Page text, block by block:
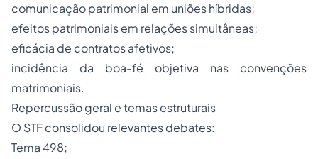
comunicação patrimonial em uniões híbridas;
efeitos patrimoniais em relações simultâneas;
eficácia de contratos afetivos;
incidência da boa-fé objetiva nas convenções
matrimoniais.
Repercussão geral e temas estruturais
O STF consolidou relevantes debates:
Tema 498;